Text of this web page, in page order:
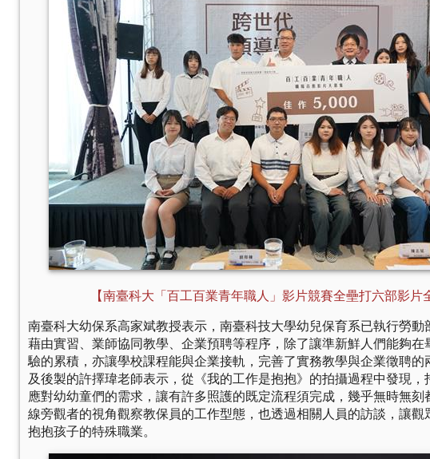
【南臺科大「百工百業青年職人」影片競賽全壘打六部影片
南臺科大幼保系高家斌教授表示，南臺科技大學幼兒保育系已執行勞動
藉由實習、業師協同教學、企業預聘等程序，除了讓準新鮮人們能夠在
驗的累積，亦讓學校課程能與企業接軌，完善了實務教學與企業徵聘的
及後製的許擇瑋老師表示，從《我的工作是抱抱》的拍攝過程中發現，
應對幼幼童們的需求，讓有許多照護的既定流程須完成，幾乎無時無刻
線旁觀者的視角觀察教保員的工作型態，也透過相關人員的訪談，讓觀
抱抱孩子的特殊職業。